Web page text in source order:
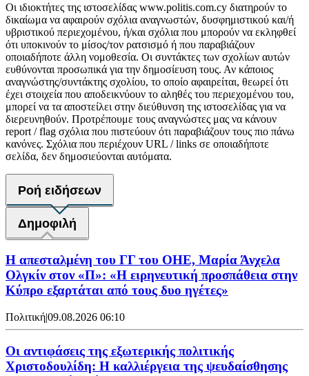
Οι ιδιοκτήτες της ιστοσελίδας www.politis.com.cy διατηρούν το
δικαίωμα να αφαιρούν σχόλια αναγνωστών, δυσφημιστικού και/ή
υβριστικού περιεχομένου, ή/και σχόλια που μπορούν να εκληφθεί
ότι υποκινούν το μίσος/τον ρατσισμό ή που παραβιάζουν
οποιαδήποτε άλλη νομοθεσία. Οι συντάκτες των σχολίων αυτών
ευθύνονται προσωπικά για την δημοσίευση τους. Αν κάποιος
αναγνώστης/συντάκτης σχολίου, το οποίο αφαιρείται, θεωρεί ότι
έχει στοιχεία που αποδεικνύουν το αληθές του περιεχομένου του,
μπορεί να τα αποστείλει στην διεύθυνση της ιστοσελίδας για να
διερευνηθούν. Προτρέπουμε τους αναγνώστες μας να κάνουν
report / flag σχόλια που πιστεύουν ότι παραβιάζουν τους πιο πάνω
κανόνες. Σχόλια που περιέχουν URL / links σε οποιαδήποτε
σελίδα, δεν δημοσιεύονται αυτόματα.
Ροή ειδήσεων
Δημοφιλή
Η απεσταλμένη του ΓΓ του ΟΗΕ, Μαρία Άνχελα
Ολγκίν στον «Π»: «Η ειρηνευτική προσπάθεια στην
Κύπρο εξαρτάται από τους δυο ηγέτες»
Πολιτική|09.08.2026 06:10
Οι αντιφάσεις της εξωτερικής πολιτικής
Χριστοδουλίδη: Η καλλιέργεια της ψευδαίσθησης